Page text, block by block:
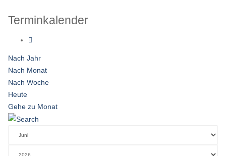
Terminkalender
Nach Jahr
Nach Monat
Nach Woche
Heute
Gehe zu Monat